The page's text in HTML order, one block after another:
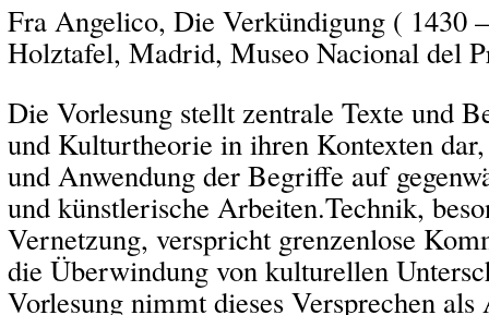
Fra Angelico, Die Verkündigung ( 1430
Holztafel, Madrid, Museo Nacional del
Die Vorlesung stellt zentrale Texte und
und Kulturtheorie in ihren Kontexten
und Anwendung der Begriffe auf
und künstlerische Arbeiten.Technik,
Vernetzung, verspricht grenzenlose
die Überwindung von kulturellen
Vorlesung nimmt dieses Versprechen als